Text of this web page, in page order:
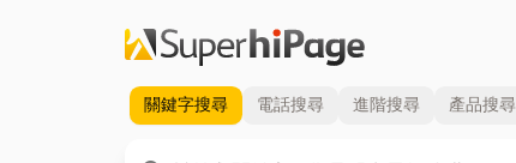
關鍵字搜尋 電話搜尋 進階搜尋 產品搜尋